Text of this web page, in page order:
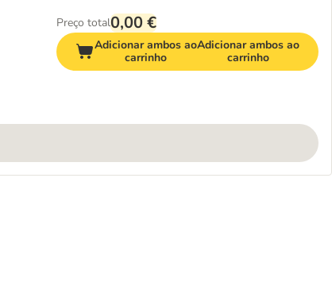
Preço total0,00 €
Adicionar ambos ao
carrinho
Adicionar ambos ao
carrinho